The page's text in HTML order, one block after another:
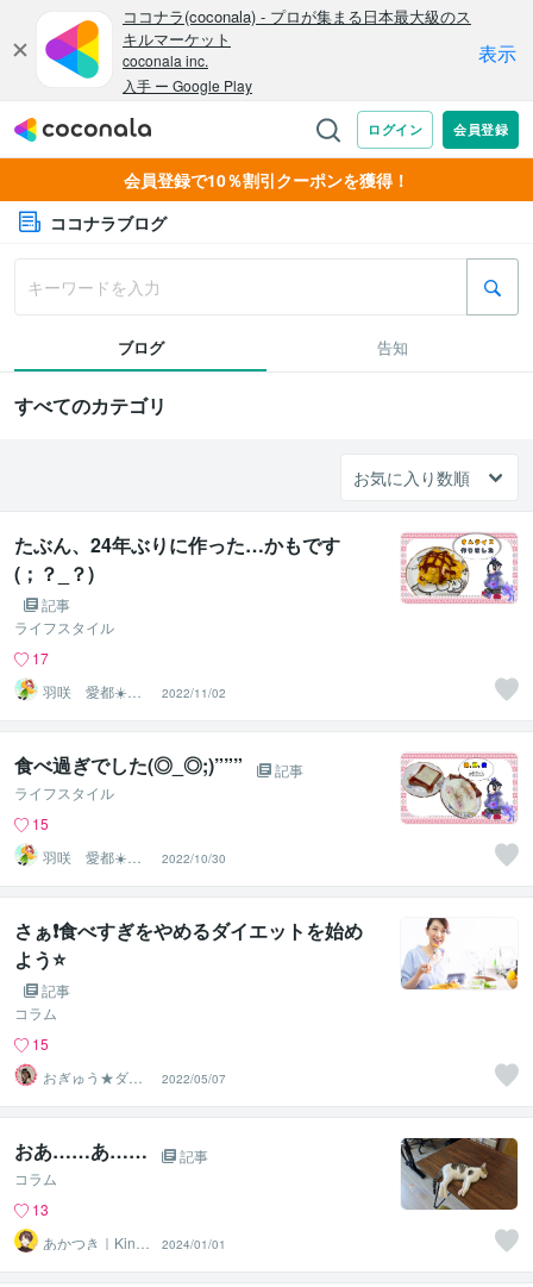
会員登録で10％割引クーポンを獲得！
ココナラブログ
ブログ 告知
すべてのカテゴリ
たぶん、24年ぶりに作った…かもです
(；？_？)
記事
ライフスタイル
17
羽咲 愛都☀️ハ
サキ アイト☀️
2022/11/02
食べ過ぎでした(◎_◎;)”””
記事
ライフスタイル
15
羽咲 愛都☀️ハ
サキ アイト☀️
2022/10/30
さぁ❗️食べすぎをやめるダイエットを始め
よう⭐️
記事
コラム
15
おぎゅう★ダイ
エットの専門家
2022/05/07
おあ……あ……
記事
コラム
13
あかつき｜Kindl
e本出版中
2024/01/01